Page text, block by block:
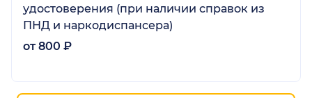
удостоверения (при наличии справок из
ПНД и наркодиспансера)
от 800 ₽